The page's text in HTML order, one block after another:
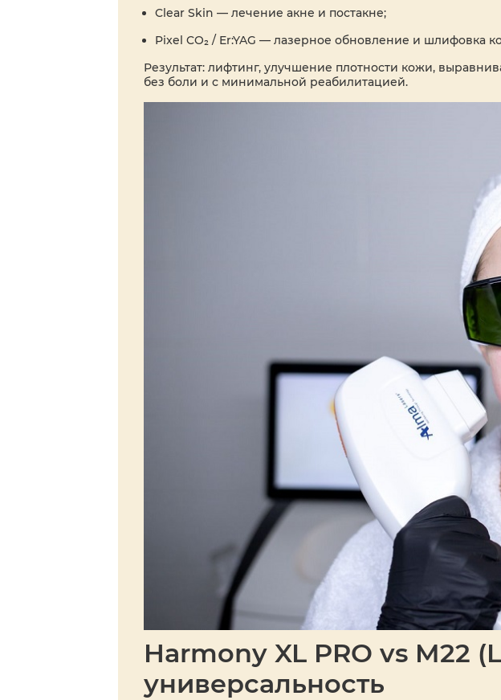
Clear Skin — лечение акне и постакне;
Pixel CO₂ / Er:YAG — лазерное обновление и шлифовка
Результат: лифтинг, улучшение плотности кожи,
без боли и с минимальной реабилитацией.
Harmony XL PRO vs M22
универсальность